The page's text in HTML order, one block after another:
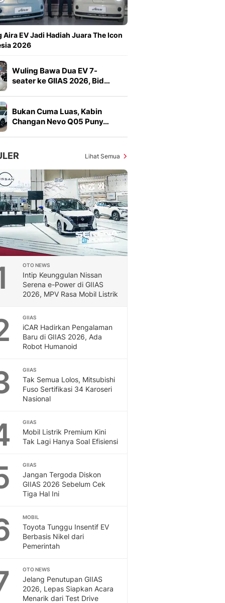
Aira EV Jadi Hadiah Juara The Icon
2026
Wuling Bawa Dua EV 7-
seater ke GIIAS 2026, Bid…
Bukan Cuma Luas, Kabin
Changan Nevo Q05 Puny…
Lihat Semua
OTO NEWS
Intip Keunggulan Nissan
Serena e-Power di GIIAS
2026, MPV Rasa Mobil Listrik
GIIAS
iCAR Hadirkan Pengalaman
Baru di GIIAS 2026, Ada
Robot Humanoid
GIIAS
Tak Semua Lolos, Mitsubishi
Fuso Sertifikasi 34 Karoseri
Nasional
GIIAS
Mobil Listrik Premium Kini
Tak Lagi Hanya Soal Efisiensi
GIIAS
Jangan Tergoda Diskon
GIIAS 2026 Sebelum Cek
Tiga Hal Ini
MOBIL
Toyota Tunggu Insentif EV
Berbasis Nikel dari
Pemerintah
OTO NEWS
Jelang Penutupan GIIAS
2026, Lepas Siapkan Acara
Menarik dari Test Drive